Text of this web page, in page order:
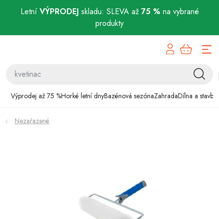
Letní VÝPRODEJskladu: SLEVA až 75 % na vybrané
produkty
Výprodej až 75 %Horké letní dnyBazénová sezónaZahradaDílna a stavba
Bazénová sezóna
Zahrada
Chovatelské potřeby
Nezařazené